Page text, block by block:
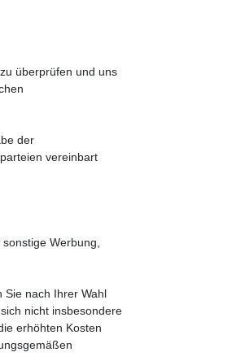
überprüfen und uns
der
vereinbart
Werbung,
Sie nach Ihrer Wahl
nicht insbesondere
erhöhten Kosten